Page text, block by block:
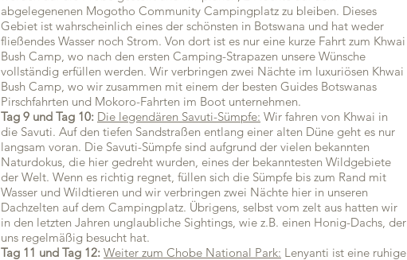
abgelegenenen Mogotho Community Campingplatz zu bleiben. Dieses
Gebiet ist wahrscheinlich eines der schönsten in Botswana und hat weder
fließendes Wasser noch Strom. Von dort ist es nur eine kurze Fahrt zum Khwai
Bush Camp, wo nach den ersten Camping-Strapazen unsere Wünsche
vollständig erfüllen werden. Wir verbringen zwei Nächte im luxuriösen Khwai
Bush Camp, wo wir zusammen mit einem der besten Guides Botswanas
Pirschfahrten und Mokoro-Fahrten im Boot unternehmen.
Tag 9 und Tag 10: Die legendären Savuti-Sümpfe: Wir fahren von Khwai in
die Savuti. Auf den tiefen Sandstraßen entlang einer alten Düne geht es nur
langsam voran. Die Savuti-Sümpfe sind aufgrund der vielen bekannten
Naturdokus, die hier gedreht wurden, eines der bekanntesten Wildgebiete
der Welt. Wenn es richtig regnet, füllen sich die Sümpfe bis zum Rand mit
Wasser und Wildtieren und wir verbringen zwei Nächte hier in unseren
Dachzelten auf dem Campingplatz. Übrigens, selbst vom zelt aus hatten wir
in den letzten Jahren unglaubliche Sightings, wie z.B. einen Honig-Dachs, der
uns regelmäßig besucht hat.
Tag 11 und Tag 12: Weiter zum Chobe National Park: Lenyanti ist eine ruhige